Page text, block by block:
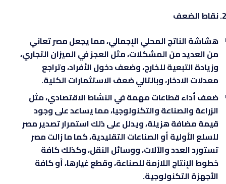
نقاط الضعف
هشاشة الناتج المحلي الإجمالي، مما يجعل مصر تعاني
من العديد من المشكلات، مثل العجز في الميزان التجاري،
وزيادة التبعية للخارج، وضعف دخول الأفراد، وتراجع
معدلات الادخار، وبالتالي ضعف الاستثمارات الكلية.
ضعف أداء قطاعات مهمة في النشاط الاقتصادي، مثل
الزراعة والصناعة والتكنولوجيا، مما يساعد على وجود
قيمة مضافة هزيلة، ويدلل على ذلك استمرار تصدير مصر
للسلع الأولية أو الصناعات التقليدية، كما ما زالت مصر
تستورد العدد والآلات، ووسائل النقل، وكذلك كافة
خطوط الإنتاج اللازمة للصناعة، وقطع غيارها، أو كافة
الأجهزة التكنولوجية.